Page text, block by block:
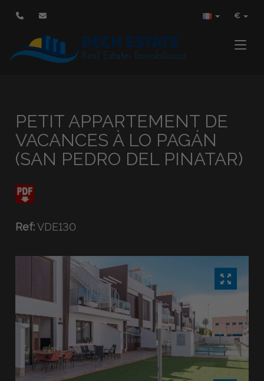
€
PETIT APPARTEMENT DE
VACANCES À LO PAGÁN
(SAN PEDRO DEL PINATAR)
Ref:VDE130